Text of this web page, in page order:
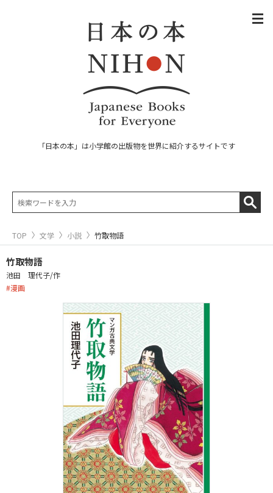
「日本の本」は小学館の出版物を世界に紹介するサイトです
TOP 文学 小説 竹取物語
竹取物語
池田 理代子/作
#漫画